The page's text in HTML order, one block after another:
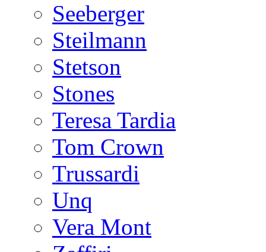
Seeberger
Steilmann
Stetson
Stones
Teresa Tardia
Tom Crown
Trussardi
Unq
Vera Mont